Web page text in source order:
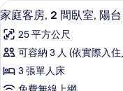
陽
台
(4
people)
的
2
間
臥
室,
台
(4
顯
示
家
庭
客
10
家庭客房, 2 間臥室, 陽
25 平方公尺
可容納 3 人 (依實際入
3 張單人床